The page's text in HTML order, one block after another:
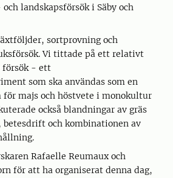
landskapsförsök i Säby och
sortprovning och
Vi tittade på ett relativt
försök - ett
som ska användas som en
majs och höstvete i monokultur
också blandningar av gräs
och kombinationen av
Rafaelle Reumaux och
för att ha organiserat denna dag,